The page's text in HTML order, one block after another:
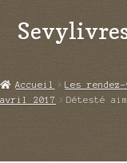
Aller
Aller
au
A l’abri de la différence
Accueil Les rendez-
avril 2017
Détesté